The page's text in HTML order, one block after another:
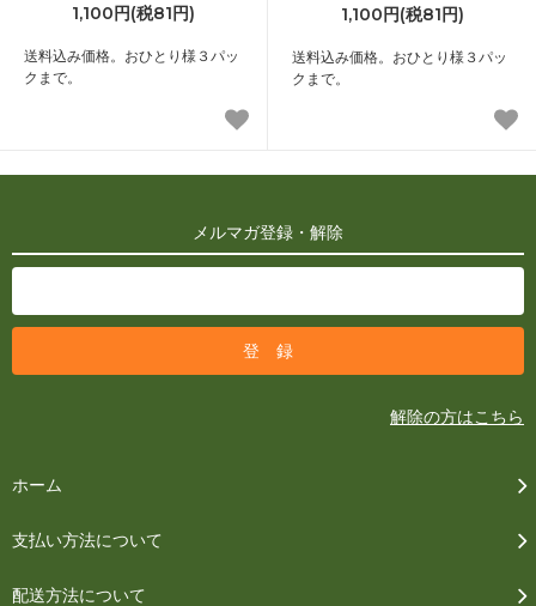
1,100円(税81円)
送料込み価格。おひとり様３パッ
クまで。
1,100円(税81円)
送料込み価格。おひとり様３パッ
クまで。
メルマガ登録・解除
解除の方はこちら
ホーム
支払い方法について
配送方法について